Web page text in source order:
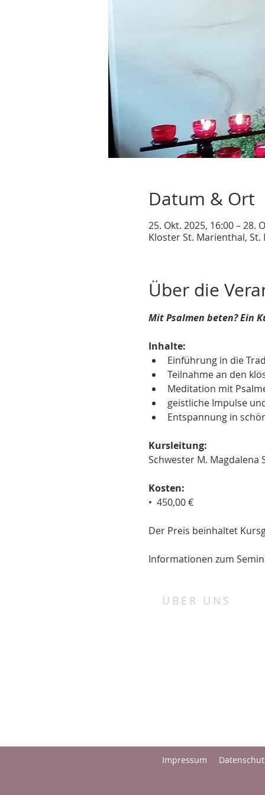
Datum & Ort
25. Okt. 2025, 16:00 – 28.
Kloster St. Marienthal,
Über die
Mit Psalmen beten? Ein
Inhalte:
Einführung in die
Teilnahme an den
Meditation mit
geistliche Impulse
Entspannung in
Kursleitung:
Schwester M. Magdalena
Kosten:
•  450,00 €
Der Preis beinhaltet
Informationen zum
ÜBER UNS
Impressum